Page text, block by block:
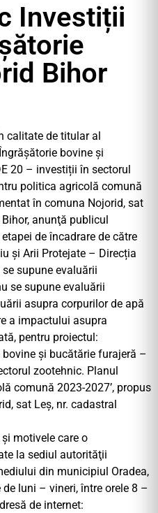
Investiții
Bihor
calitate de titular al
bovine și
20 – investiții în sectorul
politica agricolă comună
în comuna Nojorid, sat
anunţă publicul
de încadrare de către
și Arii Protejate – Direcția
supune evaluării
se supune evaluării
asupra corpurilor de apă
a impactului asupra
pentru proiectul:
și bucătărie furajeră –
zootehnic. Planul
comună 2023-2027’, propus
sat Leș, nr. cadastral
motivele care o
la sediul autorităţii
din municipiul Oradea,
luni – vineri, între orele 8 –
de internet: